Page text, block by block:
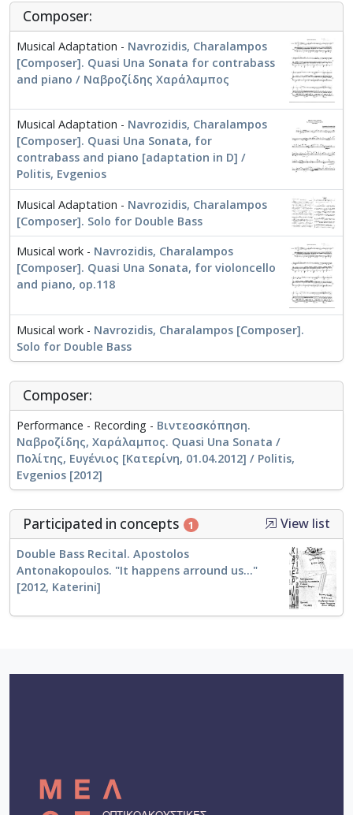
Composer:
Musical Adaptation - Navrozidis, Charalampos
[Composer]. Quasi Una Sonata for contrabass
and piano / Ναβροζίδης Χαράλαμπος
Musical Adaptation - Navrozidis, Charalampos
[Composer]. Quasi Una Sonata, for
contrabass and piano [adaptation in D] /
Politis, Evgenios
Musical Adaptation - Navrozidis, Charalampos
[Composer]. Solo for Double Bass
Musical work - Navrozidis, Charalampos
[Composer]. Quasi Una Sonata, for violoncello
and piano, op.118
Musical work - Navrozidis, Charalampos [Composer].
Solo for Double Bass
Composer:
Performance - Recording - Βιντεοσκόπηση.
Ναβροζίδης, Χαράλαμπος. Quasi Una Sonata /
Πολίτης, Ευγένιος [Κατερίνη, 01.04.2012] / Politis,
Evgenios [2012]
Participated in concepts 1 View list
Double Bass Recital. Apostolos
Antonakopoulos. "It happens arround us..."
[2012, Katerini]